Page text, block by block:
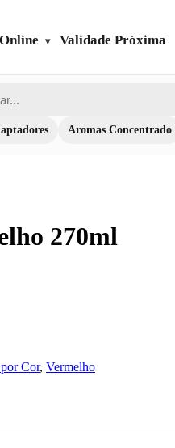
Validade Próxima
Aromas Concentrado
270ml
Cor, Vermelho